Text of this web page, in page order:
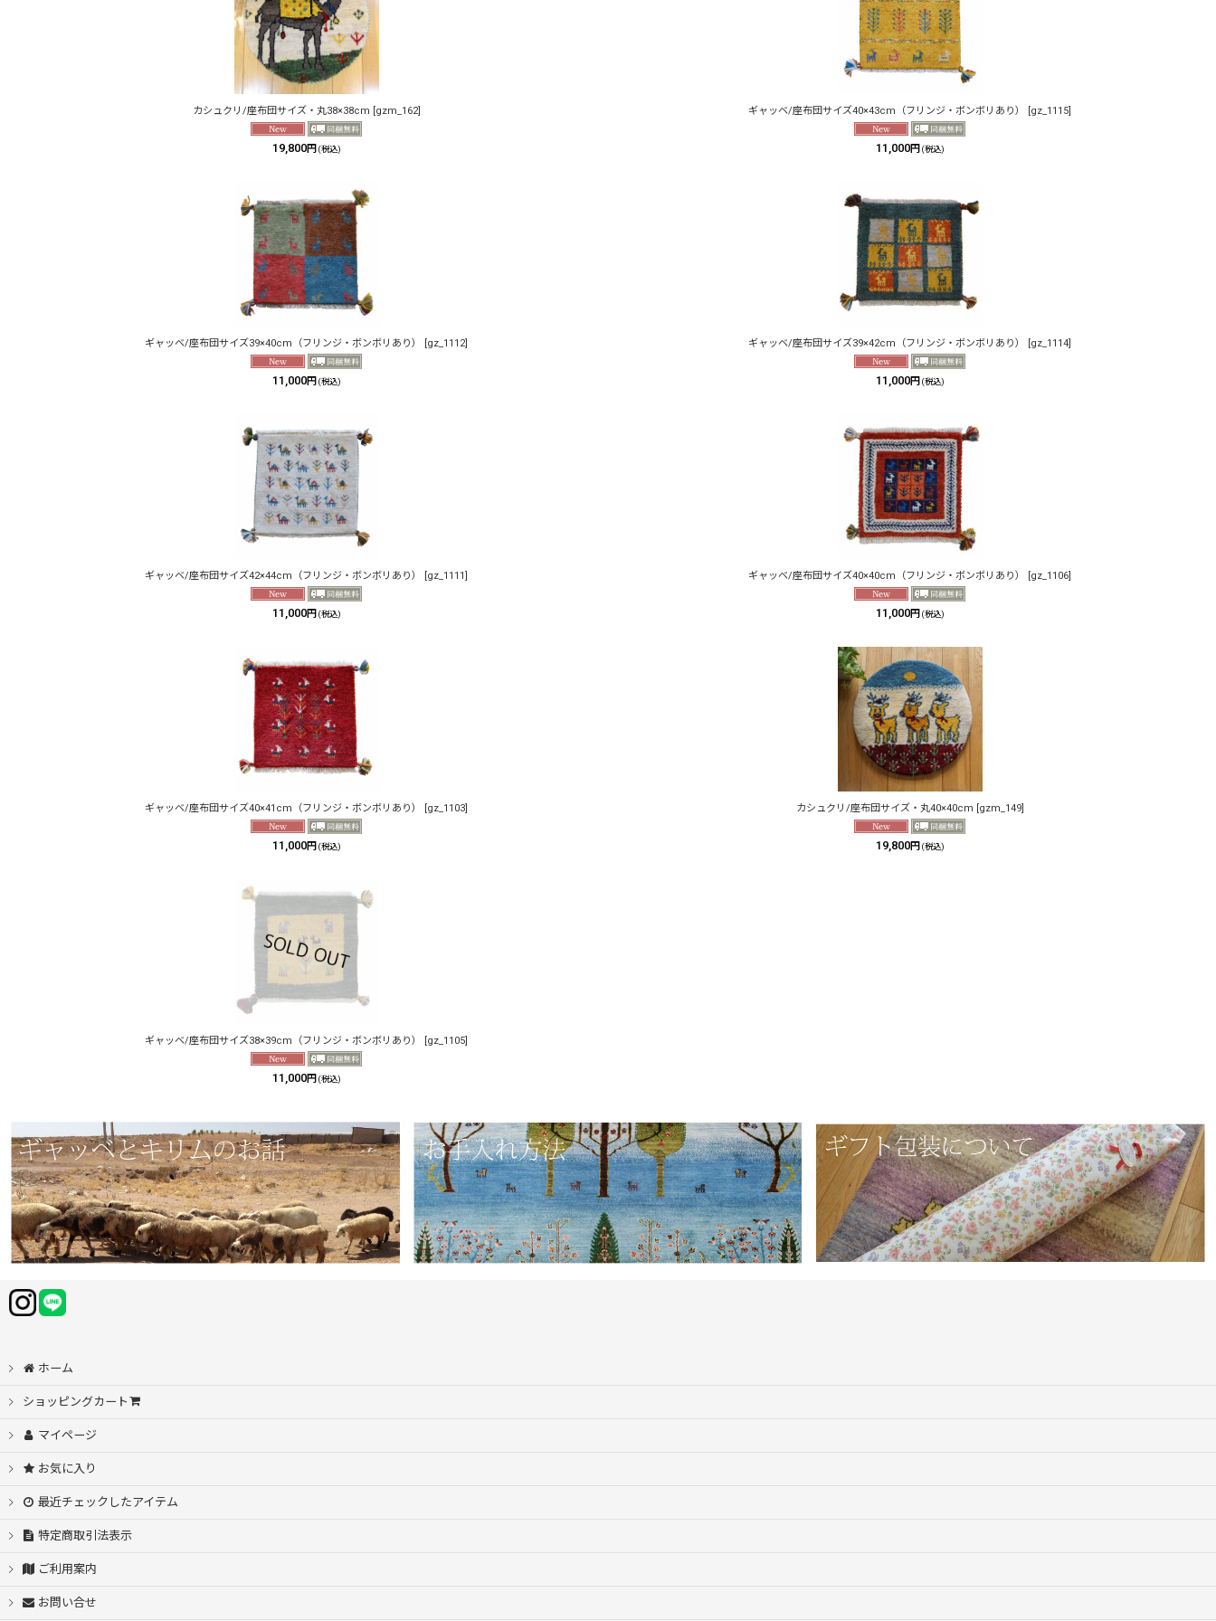
カシュクリ/座布団サイズ・丸38×38cm [gzm_162]
19,800円 (税込)
ギャッベ/座布団サイズ40×43cm（フリンジ・ボンボリあり） [gz_1115]
11,000円 (税込)
ギャッベ/座布団サイズ39×40cm（フリンジ・ボンボリあり） [gz_1112]
11,000円 (税込)
ギャッベ/座布団サイズ39×42cm（フリンジ・ボンボリあり） [gz_1114]
11,000円 (税込)
ギャッベ/座布団サイズ42×44cm（フリンジ・ボンボリあり） [gz_1111]
11,000円 (税込)
ギャッベ/座布団サイズ40×40cm（フリンジ・ボンボリあり） [gz_1106]
11,000円 (税込)
ギャッベ/座布団サイズ40×41cm（フリンジ・ボンボリあり） [gz_1103]
11,000円 (税込)
カシュクリ/座布団サイズ・丸40×40cm [gzm_149]
19,800円 (税込)
ギャッベ/座布団サイズ38×39cm（フリンジ・ボンボリあり） [gz_1105]
11,000円 (税込)
ホーム
ショッピングカート
マイページ
お気に入り
最近チェックしたアイテム
特定商取引法表示
ご利用案内
お問い合せ